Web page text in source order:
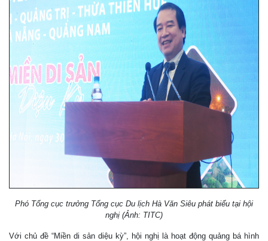
Phó Tổng cục trưởng Tổng cục Du lịch Hà Văn Siêu phát biểu tại hội
nghị (Ảnh: TITC)
Với chủ đề “Miền di sản diệu kỳ”, hội nghị là hoạt động quảng bá hình